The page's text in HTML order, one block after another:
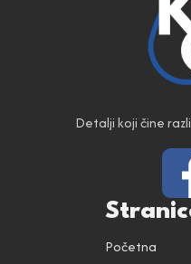
Detalji koji čine
Početna